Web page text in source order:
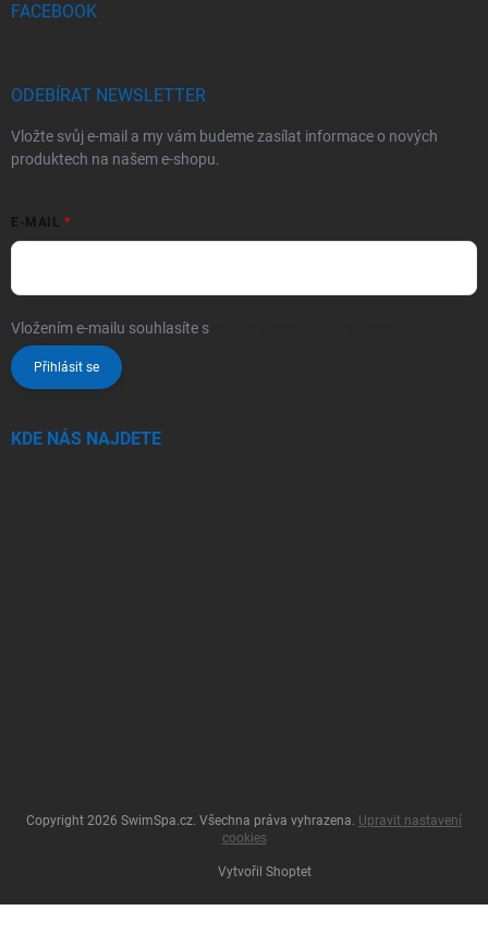
FACEBOOK
ODEBÍRAT NEWSLETTER
Vložte svůj e-mail a my vám budeme zasílat informace o nových
produktech na našem e-shopu.
E-MAIL
Vložením e-mailu souhlasíte s
Přihlásit se
KDE NÁS NAJDETE
Vytvořil Shoptet
Copyright 2026 SwimSpa.cz . Všechna práva vyhrazena. Upravit nastavení
cookies